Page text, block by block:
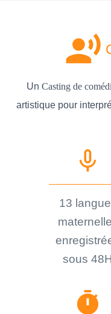
record_voice_over
Un Casting de
artistique pour
mic_none
13
sous
timer